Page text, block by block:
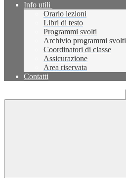
Info utili
Orario lezioni
Libri di testo
Programmi svolti
Archivio programmi svolti
Coordinatori di classe
Assicurazione
Area riservata
Contatti